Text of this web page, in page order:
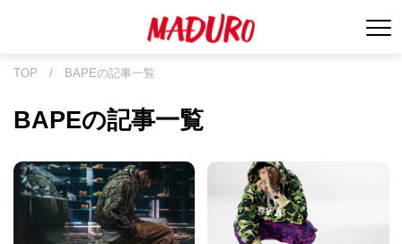
TOP / BAPEの記事一覧
BAPEの記事一覧